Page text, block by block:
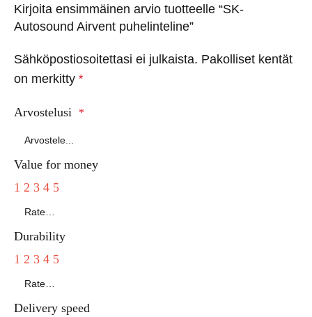
Kirjoita ensimmäinen arvio tuotteelle “SK-
Autosound Airvent puhelinteline”
Sähköpostiosoitettasi ei julkaista. Pakolliset kentät
on merkitty *
Arvostelusi *
Value for money
1 2 3 4 5
Durability
1 2 3 4 5
Delivery speed